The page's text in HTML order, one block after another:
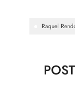
Raquel